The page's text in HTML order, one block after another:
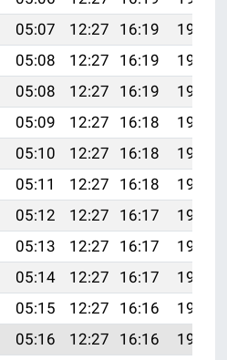
05:07 12:27 16:19
19:38
05:08 12:27 16:19
19:37
05:08 12:27 16:19
19:36
05:09 12:27 16:18
19:35
05:10 12:27 16:18
19:34
05:11 12:27 16:18
19:33
05:12 12:27 16:17
19:32
05:13 12:27 16:17
19:31
05:14 12:27 16:17
19:30
05:15 12:27 16:16
19:29
05:16 12:27 16:16
19:27